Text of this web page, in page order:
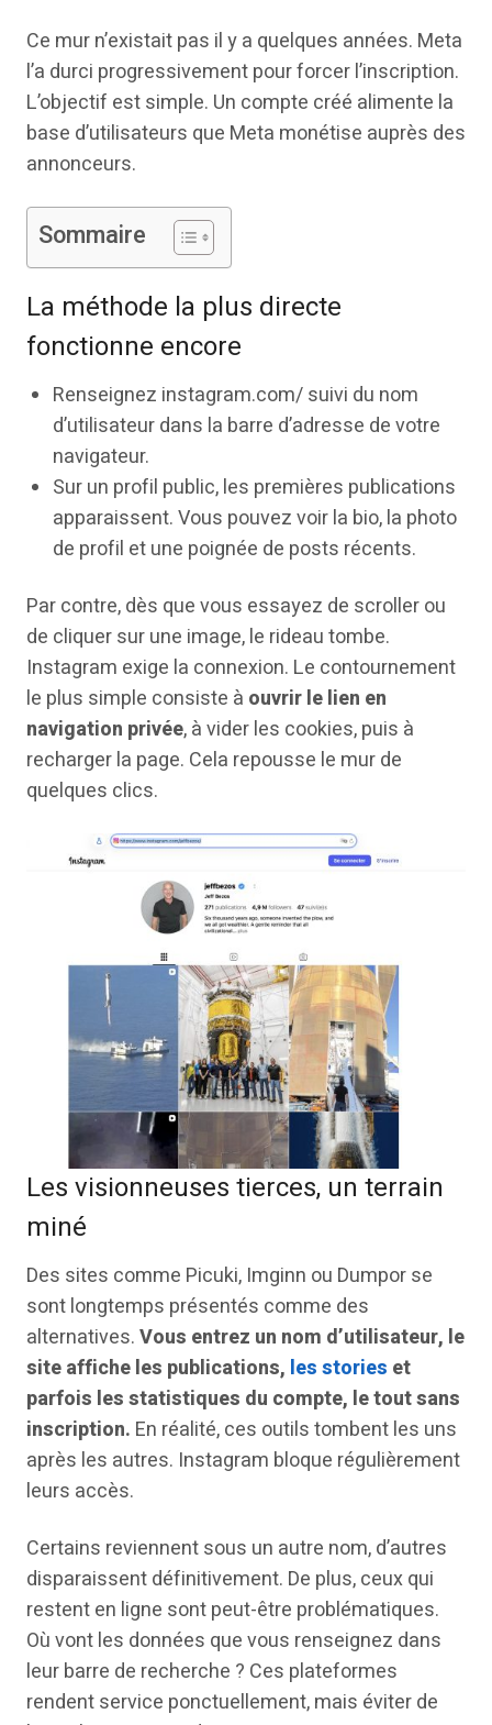
Ce mur n’existait pas il y a quelques années. Meta
l’a durci progressivement pour forcer l’inscription.
L’objectif est simple. Un compte créé alimente la
base d’utilisateurs que Meta monétise auprès des
annonceurs.
Sommaire
La méthode la plus directe
fonctionne encore
Renseignez instagram.com/ suivi du nom
d’utilisateur dans la barre d’adresse de votre
navigateur.
Sur un profil public, les premières publications
apparaissent. Vous pouvez voir la bio, la photo
de profil et une poignée de posts récents.
Par contre, dès que vous essayez de scroller ou
de cliquer sur une image, le rideau tombe.
Instagram exige la connexion. Le contournement
le plus simple consiste à ouvrir le lien en
navigation privée, à vider les cookies, puis à
recharger la page. Cela repousse le mur de
quelques clics.
Les visionneuses tierces, un terrain
miné
Des sites comme Picuki, Imginn ou Dumpor se
sont longtemps présentés comme des
alternatives.Vous entrez un nom d’utilisateur, le
site affiche les publications, les stories et
parfois les statistiques du compte, le tout sans
inscription. En réalité, ces outils tombent les uns
après les autres. Instagram bloque régulièrement
leurs accès.
Certains reviennent sous un autre nom, d’autres
disparaissent définitivement. De plus, ceux qui
restent en ligne sont peut-être problématiques.
Où vont les données que vous renseignez dans
leur barre de recherche ? Ces plateformes
rendent service ponctuellement, mais éviter de